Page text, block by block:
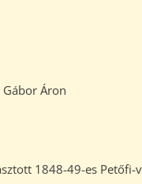
Áron
1848-49-es Petőfi-